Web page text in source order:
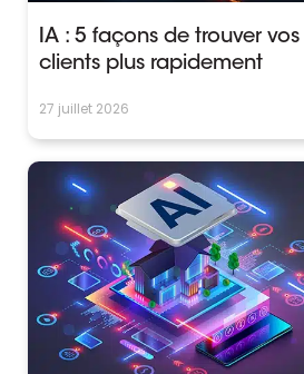
IA : 5 façons de trouver
clients plus rapidement
27 juillet 2026